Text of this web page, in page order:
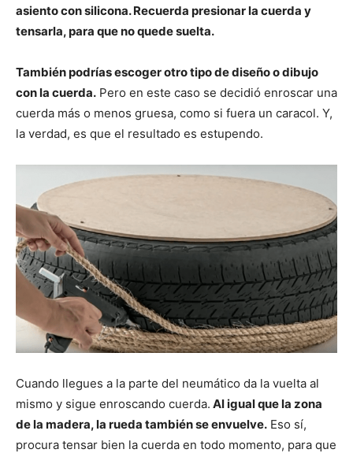
asiento con silicona. Recuerda presionar la cuerda y
tensarla, para que no quede suelta.
También podrías escoger otro tipo de diseño o dibujo
con la cuerda. Pero en este caso se decidió enroscar una
cuerda más o menos gruesa, como si fuera un caracol. Y,
la verdad, es que el resultado es estupendo.
Cuando llegues a la parte del neumático da la vuelta al
mismo y sigue enroscando cuerda. Al igual que la zona
de la madera, la rueda también se envuelve. Eso sí,
procura tensar bien la cuerda en todo momento, para que